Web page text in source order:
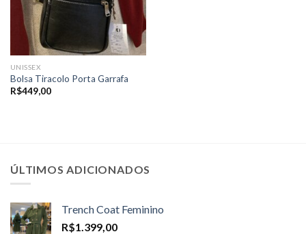
UNISSEX
Bolsa Tiracolo Porta Garrafa
R$449,00
ÚLTIMOS ADICIONADOS
Trench Coat Feminino
R$1.399,00